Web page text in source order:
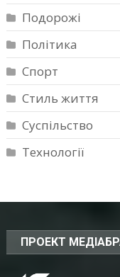
Подорожі
Політика
Спорт
Стиль життя
Суспільство
Технології
ПРОЕКТ